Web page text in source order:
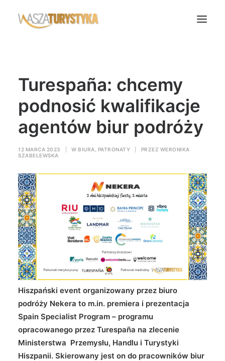
Biura podróży
Transport
Noclegi
Polska
Świat
Rok Kobiet
Wasze Podróże
Wyszukiwanie
Turespaña: chcemy
podnosić kwalifikacje
agentów biur podróży
12 MARCA 2023 W BIURA PATRONATY PRZEZ WERONIKA
SZABELEWSKA
Hiszpański event organizowany przez biuro
podróży Nekera to m.in. premiera i prezentacja
Spain Specialist Program – programu
opracowanego przez Turespaña na zlecenie
Ministerstwa Przemysłu, Handlu i Turystyki
Hiszpanii. Skierowany jest on do pracowników biur